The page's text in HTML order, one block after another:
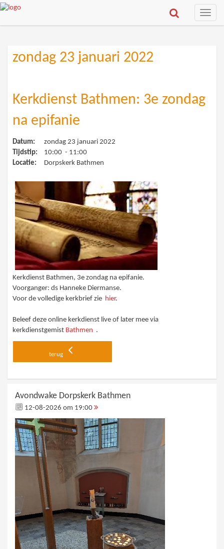
Toggle
zondag 23 januari 2022
Kerkdienst Bathmen: 3e zondag
na epifanie
Datum:
zondag 23 januari 2022
Tijdstip:
10:00 - 11:00
Locatie:
Dorpskerk Bathmen
Kerkdienst Bathmen, 3e zondag na epifanie.
Voorganger: ds Hanneke Diermanse.
Voor de volledige kerkbrief zie hier.
Beleef deze online kerkdienst live of later mee via
kerkdienstgemist Bathmen .
terug
Avondwake Dorpskerk Bathmen
12-08-2026 om 19:00